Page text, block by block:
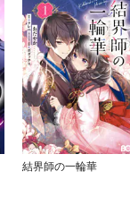
結界師の一輪華